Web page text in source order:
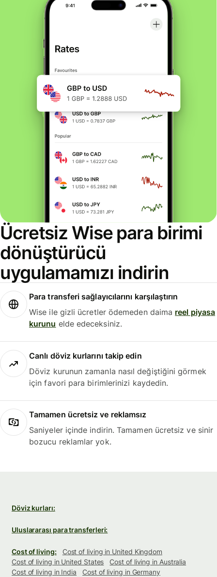
Ücretsiz Wise para birimi
dönüştürücü
uygulamamızı indirin
Para transferi sağlayıcılarını karşılaştırın
Wise ile gizli ücretler ödemeden daima reel piyasa
kurunu elde edeceksiniz.
Canlı döviz kurlarını takip edin
Döviz kurunun zamanla nasıl değiştiğini görmek
için favori para birimlerinizi kaydedin.
Tamamen ücretsiz ve reklamsız
Saniyeler içinde indirin. Tamamen ücretsiz ve sinir
bozucu reklamlar yok.
Döviz kurları:
Uluslararası para transferleri:
Cost of living:
Cost of living in United Kingdom
Cost of living in United States
Cost of living in Australia
Cost of living in India
Cost of living in Germany